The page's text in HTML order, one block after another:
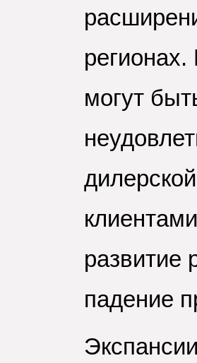
могут
развитие
падение